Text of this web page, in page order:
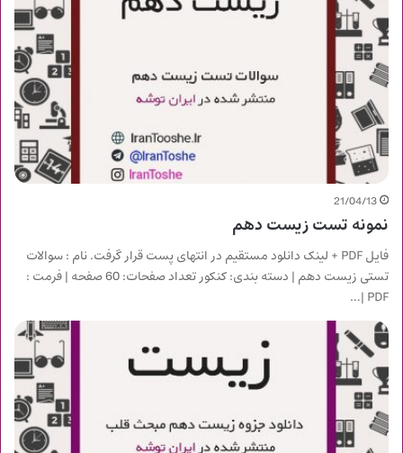
21/04/13
نمونه تست زیست دهم
فایل PDF + لینک دانلود مستقیم در انتهای پست قرار گرفت. نام : سوالات
تستی زیست دهم | دسته بندی: کنکور تعداد صفحات: 60 صفحه | فرمت :
PDF |…